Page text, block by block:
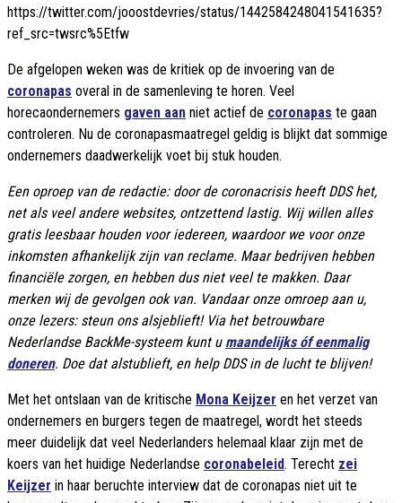
https://twitter.com/jooostdevries/status/1442584248041541635?
ref_src=twsrc%5Etfw
De afgelopen weken was de kritiek op de invoering van de
coronapas overal in de samenleving te horen. Veel
horecaondernemers gaven aan niet actief de coronapas te gaan
controleren. Nu de coronapasmaatregel geldig is blijkt dat sommige
ondernemers daadwerkelijk voet bij stuk houden.
Een oproep van de redactie: door de coronacrisis heeft DDS het,
net als veel andere websites, ontzettend lastig. Wij willen alles
gratis leesbaar houden voor iedereen, waardoor we voor onze
inkomsten afhankelijk zijn van reclame. Maar bedrijven hebben
financiële zorgen, en hebben dus niet veel te makken. Daar
merken wij de gevolgen ook van. Vandaar onze omroep aan u,
onze lezers: steun ons alsjeblieft! Via het betrouwbare
Nederlandse BackMe-systeem kunt u maandelijks óf eenmalig
doneren. Doe dat alstublieft, en help DDS in de lucht te blijven!
Met het ontslaan van de kritische Mona Keijzer en het verzet van
ondernemers en burgers tegen de maatregel, wordt het steeds
meer duidelijk dat veel Nederlanders helemaal klaar zijn met de
koers van het huidige Nederlandse coronabeleid. Terecht zei
Keijzer in haar beruchte interview dat de coronapas niet uit te